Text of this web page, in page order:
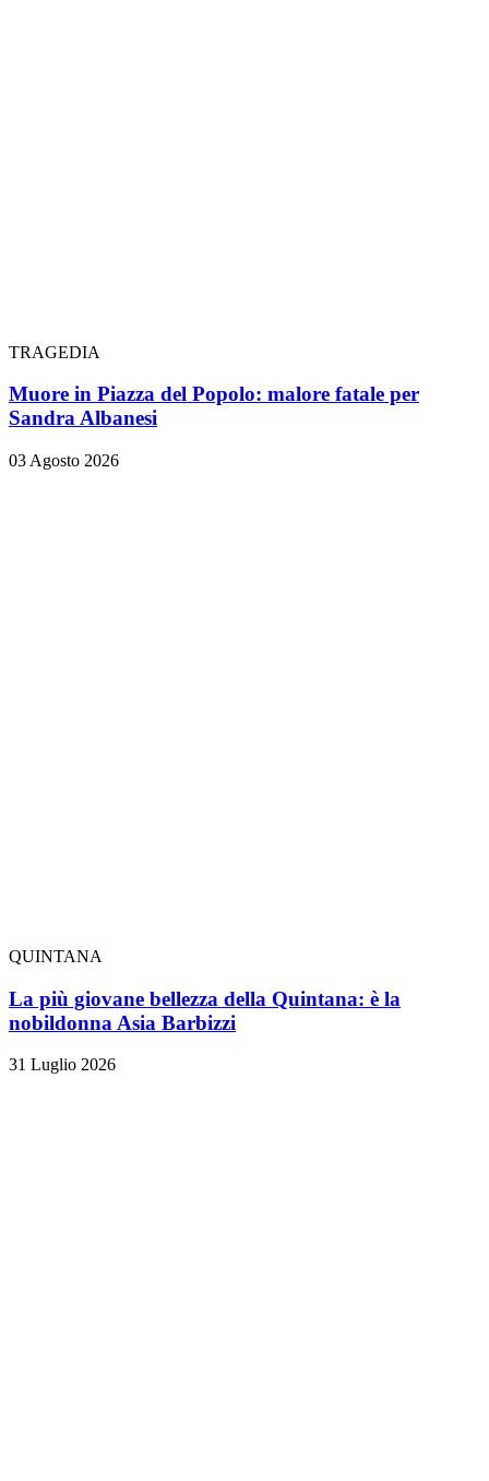
TRAGEDIA
Muore in Piazza del Popolo: malore fatale per
Sandra Albanesi
03 Agosto 2026
QUINTANA
La più giovane bellezza della Quintana: è la
nobildonna Asia Barbizzi
31 Luglio 2026